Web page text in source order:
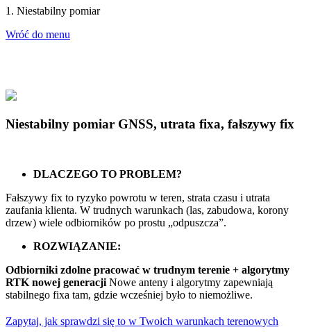
1. Niestabilny pomiar
Wróć do menu
Niestabilny pomiar GNSS, utrata fixa, fałszywy fix
DLACZEGO TO PROBLEM?
Fałszywy fix to ryzyko powrotu w teren, strata czasu i utrata
zaufania klienta. W trudnych warunkach (las, zabudowa, korony
drzew) wiele odbiorników po prostu „odpuszcza”.
ROZWIĄZANIE:
Odbiorniki zdolne pracować w trudnym terenie + algorytmy
RTK nowej generacji Nowe anteny i algorytmy zapewniają
stabilnego fixa tam, gdzie wcześniej było to niemożliwe.
Zapytaj, jak sprawdzi się to w Twoich warunkach terenowych